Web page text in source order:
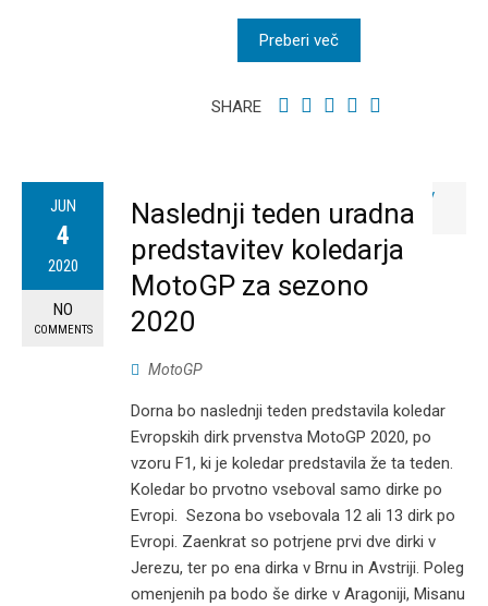
Preberi več
SHARE
JUN
4
2020
NO
COMMENTS
Naslednji teden uradna
predstavitev koledarja
MotoGP za sezono
2020
MotoGP
Dorna bo naslednji teden predstavila koledar
Evropskih dirk prvenstva MotoGP 2020, po
vzoru F1, ki je koledar predstavila že ta teden.
Koledar bo prvotno vseboval samo dirke po
Evropi. Sezona bo vsebovala 12 ali 13 dirk po
Evropi. Zaenkrat so potrjene prvi dve dirki v
Jerezu, ter po ena dirka v Brnu in Avstriji. Poleg
omenjenih pa bodo še dirke v Aragoniji, Misanu